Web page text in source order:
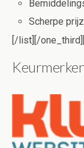
Scherpe
[/list][/